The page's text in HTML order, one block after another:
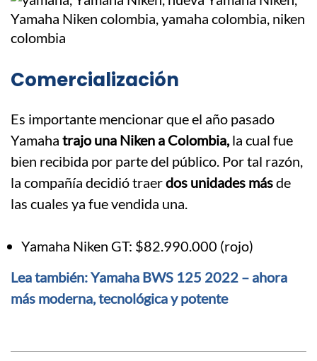
Comercialización
Es importante mencionar que el año pasado
Yamaha trajo una Niken a Colombia,la cual fue
bien recibida por parte del público. Por tal razón,
la compañía decidió traerdos unidades másde
las cuales ya fue vendida una.
Yamaha Niken GT: $82.990.000 (rojo)
Lea también: Yamaha BWS 125 2022 – ahora
más moderna, tecnológica y potente